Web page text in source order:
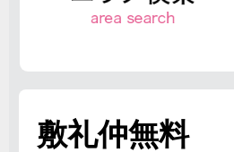
敷礼仲無料